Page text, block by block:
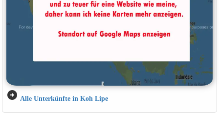
arrow_circle_right Alle Unterkünfte in Koh Lipe